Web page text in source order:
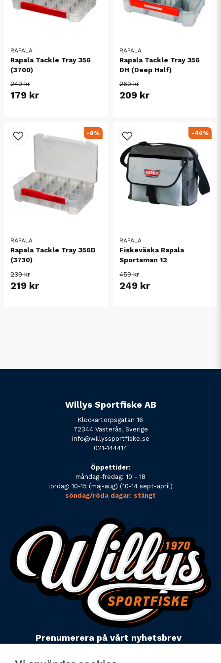
RAPALA
Rapala Tackle Tray 356
(3700)
249 kr
179 kr
RAPALA
Rapala Tackle Tray 356
DH (Deep Half)
269 kr
209 kr
RAPALA
Rapala Tackle Tray 356D
(3730)
239 kr
219 kr
-8%
RAPALA
Fiskeväska Rapala
Sportsman 12
459 kr
249 kr
-46%
Willys Sportfiske AB
Klockartorpsgatan 16
72344 Västerås, Sverige
info@willyssportfiske.se
021-144414
Öppettider:
måndag-fredag: 10 - 18
lördag: 10-15 (maj-aug) (10-14 sept-april)
söndag/röda dagar: stängt
Prenumerera på vårt nyhetsbrev